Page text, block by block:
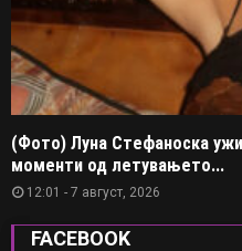
(Фото) Луна Стефаноска
моменти од летувањето...
12:01 - 7 август, 2026
FACEBOOK